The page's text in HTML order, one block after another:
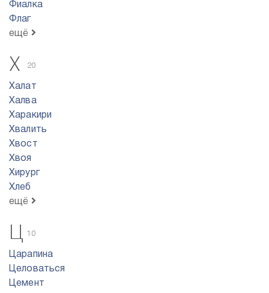
Фиалка
Флаг
ещё
Х 20
Халат
Халва
Харакири
Хвалить
Хвост
Хвоя
Хирург
Хлеб
ещё
Ц 10
Царапина
Целоваться
Цемент